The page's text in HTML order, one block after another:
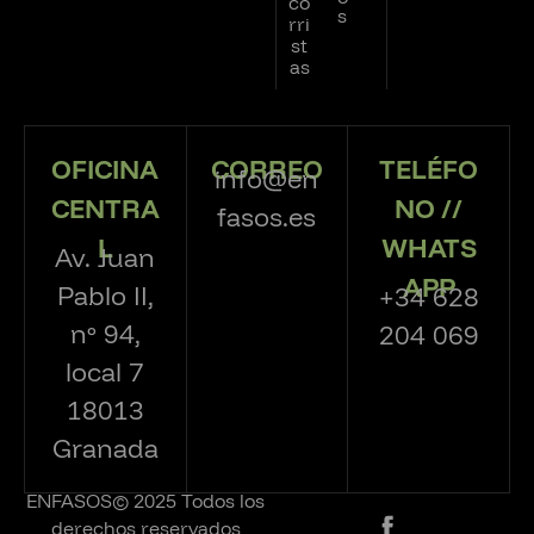
rri
st
as
s
OFICINA
CENTRA
L
Av. Juan
Pablo II,
nº 94,
local 7
18013
Granada
CORREO
info@en
fasos.es
TELÉFO
NO //
WHATS
APP
+34 628
204 069
ENFASOS© 2025 Todos los
derechos reservados